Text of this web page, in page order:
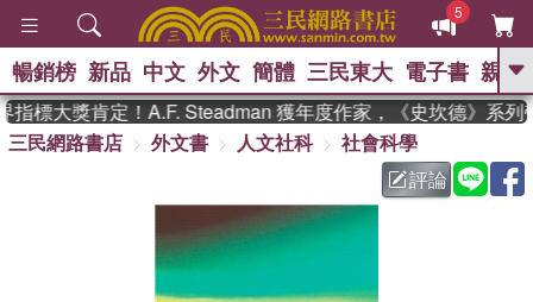
5
GO
熱搜： 東野圭吾 、 高希均教授回憶錄
父親節 、 如果歷
暑期推薦 、 國際布克
獎 臺灣漫遊錄 、 方念華
登輝時代 、
偉大的迷走神經
暢銷榜 新品 中文 外文 簡體 三民東大 電子書 親子
標大獎肯定！A.F. Steadman 獲年度作家，《史坎德》系列
三民網路書店
外文書 人文社科
社會科學
評論